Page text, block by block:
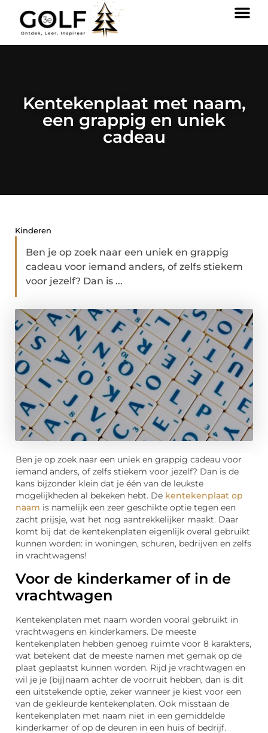
Kentekenplaat met naam,
een grappig en uniek
cadeau
Kinderen
Ben je op zoek naar een uniek en grappig
cadeau voor iemand anders, of zelfs stiekem
voor jezelf? Dan is ...
Ben je op zoek naar een uniek en grappig cadeau voor
iemand anders, of zelfs stiekem voor jezelf? Dan is de
kans bijzonder klein dat je één van de leukste
mogelijkheden al bekeken hebt. De kentekenplaat op
naam is namelijk een zeer geschikte optie tegen een
zacht prijsje, wat het nog aantrekkelijker maakt. Daar
komt bij dat de kentekenplaten eigenlijk overal gebruikt
kunnen worden: in woningen, schuren, bedrijven en zelfs
in vrachtwagens!
Voor de kinderkamer of in de
vrachtwagen
Kentekenplaten met naam worden vooral gebruikt in
vrachtwagens en kinderkamers. De meeste
kentekenplaten hebben genoeg ruimte voor 8 karakters,
wat betekent dat de meeste namen met gemak op de
plaat geplaatst kunnen worden. Rijd je vrachtwagen en
wil je je (bij)naam achter de voorruit hebben, dan is dit
een uitstekende optie, zeker wanneer je kiest voor een
van de gekleurde kentekenplaten. Ook misstaan de
kentekenplaten met naam niet in een gemiddelde
kinderkamer of op de deuren in een huis of bedrijf.